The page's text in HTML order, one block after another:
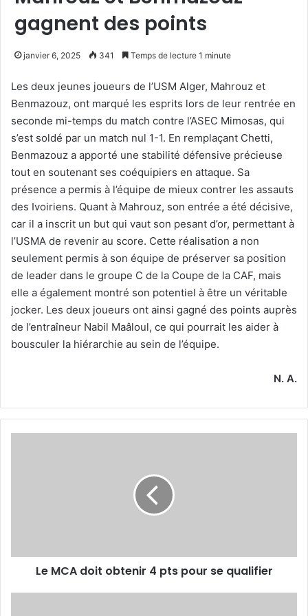
gagnent des points
janvier 6, 2025 341 Temps de lecture 1 minute
Les deux jeunes joueurs de l’USM Alger, Mahrouz et
Benmazouz, ont marqué les esprits lors de leur rentrée en
seconde mi-temps du match contre l’ASEC Mimosas, qui
s’est soldé par un match nul 1-1. En remplaçant Chetti,
Benmazouz a apporté une stabilité défensive précieuse
tout en soutenant ses coéquipiers en attaque. Sa
présence a permis à l’équipe de mieux contrer les assauts
des Ivoiriens. Quant à Mahrouz, son entrée a été décisive,
car il a inscrit un but qui vaut son pesant d’or, permettant à
l’USMA de revenir au score. Cette réalisation a non
seulement permis à son équipe de préserver sa position
de leader dans le groupe C de la Coupe de la CAF, mais
elle a également montré son potentiel à être un véritable
jocker. Les deux joueurs ont ainsi gagné des points auprès
de l’entraîneur Nabil Maâloul, ce qui pourrait les aider à
bousculer la hiérarchie au sein de l’équipe.
N. A.
qualifier
Le MCA doit obtenir 4 pts pour se qualifier